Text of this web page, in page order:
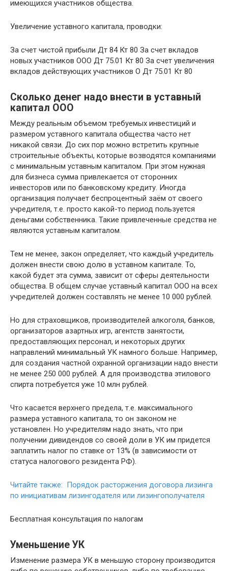
имеющихся участников общества.
Увеличение уставного капитала, проводки:
За счет чистой прибыли Дт 84 Кт 80 За счет вкладов
новых участников ООО Дт 75.01 Кт 80 За счет увеличения
вкладов действующих участников О Дт 75.01 Кт 80
Сколько денег надо внести в уставный
капитал ООО
Между реальным объемом требуемых инвестиций и
размером уставного капитала общества часто нет
никакой связи. До сих пор можно встретить крупные
строительные объекты, которые возводятся компаниями
с минимальным уставным капиталом. При этом нужная
для бизнеса сумма привлекается от сторонних
инвесторов или по банковскому кредиту. Иногда
организация получает беспроцентный заём от своего
учредителя, т.е. просто какой-то период пользуется
деньгами собственника. Такие привлеченные средства не
являются уставным капиталом.
Тем не менее, закон определяет, что каждый учредитель
должен внести свою долю в уставном капитале. То,
какой будет эта сумма, зависит от сферы деятельности
общества. В общем случае уставный капитал ООО на всех
учредителей должен составлять не менее 10 000 рублей.
Но для страховщиков, производителей алкоголя, банков,
организаторов азартных игр, агентств занятости,
предоставляющих персонал, и некоторых других
направлений минимальный УК намного больше. Например,
для создания частной охранной организации надо внести
не менее 250 000 рублей. А для производства этилового
спирта потребуется уже 10 млн рублей.
Что касается верхнего предела, т.е. максимального
размера уставного капитала, то он законом не
установлен. Но учредителям надо знать, что при
получении дивидендов со своей доли в УК им придется
заплатить налог по ставке от 13% (в зависимости от
статуса налогового резидента РФ).
Читайте также: Порядок расторжения договора лизинга
по инициативам лизингодателя или лизингополучателя
Бесплатная консультация по налогам
Уменьшение УК
Изменение размера УК в меньшую сторону производится